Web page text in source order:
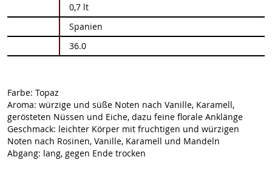
Informationen
0,7 lt
Spanien
36.0
Farbe: Topaz
Aroma: würzige und süße Noten nach Vanille, Karamell,
gerösteten Nüssen und Eiche, dazu feine florale Anklänge
Geschmack: leichter Körper mit fruchtigen und würzigen
Noten nach Rosinen, Vanille, Karamell und Mandeln
Abgang: lang, gegen Ende trocken